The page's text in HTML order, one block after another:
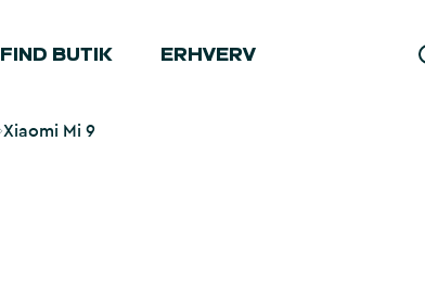
FIND BUTIK ERHVERV
Xiaomi Mi 9